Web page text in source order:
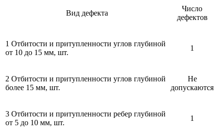
Вид дефекта
Число
дефектов
1 Отбитости и притупленности углов глубиной
от 10 до 15 мм, шт.
1
2 Отбитости и притупленности углов глубиной
более 15 мм, шт.
Не
допускаются
3 Отбитости и притупленности ребер глубиной
от 5 до 10 мм, шт.
1